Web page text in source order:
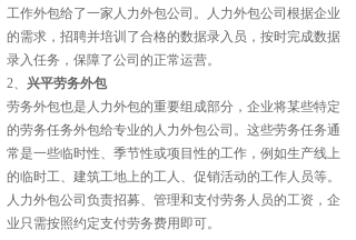
工作外包给了一家人力外包公司。人力外包公司根据企业
的需求，招聘并培训了合格的数据录入员，按时完成数据
录入任务，保障了公司的正常运营。
2、兴平劳务外包
劳务外包也是人力外包的重要组成部分，企业将某些特定
的劳务任务外包给专业的人力外包公司。这些劳务任务通
常是一些临时性、季节性或项目性的工作，例如生产线上
的临时工、建筑工地上的工人、促销活动的工作人员等。
人力外包公司负责招募、管理和支付劳务人员的工资，企
业只需按照约定支付劳务费用即可。